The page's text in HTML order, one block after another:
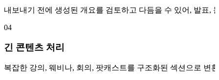
내보내기 전에 생성된 개요를 검토하고 다듬을 수 있어, 발표,
04
긴 콘텐츠 처리
복잡한 강의, 웨비나, 회의, 팟캐스트를 구조화된 섹션으로 변